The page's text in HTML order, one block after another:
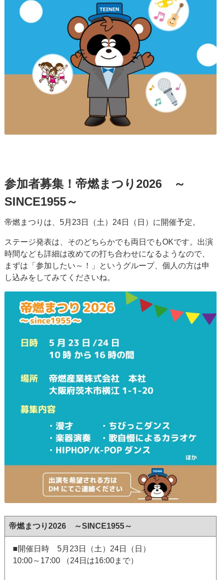
参加者募集！帝燃まつり2026 ～
SINCE1955～
帝燃まつりは、5月23日（土）24日（日）に開催予定。
ステージ発表は、そのどちらかでも両日でもOKです。出演
時間なども詳細は改めての打ち合わせになるようなので、
まずは「参加したい～！」というグループ、個人の方は申
し込みをしてみてくださいね。
帝燃まつり2026 ～SINCE1955～
■開催日時 5月23日（土）24日（日）
10:00～17:00 （24日は16:00まで）